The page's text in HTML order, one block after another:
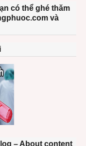
có thể ghé thăm
và
– About content